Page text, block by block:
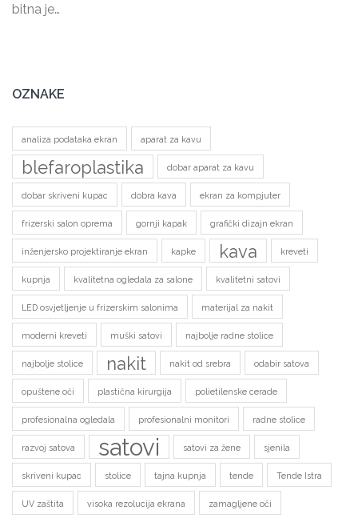
bitna je…
OZNAKE
analiza podataka ekran aparat za kavu
blefaroplastika dobar aparat za kavu
dobar skriveni kupac dobra kava ekran za kompjuter
frizerski salon oprema gornji kapak grafički dizajn ekran
inženjersko projektiranje ekran kapke kava kreveti
kupnja kvalitetna ogledala za salone kvalitetni satovi
LED osvjetljenje u frizerskim salonima materijal za nakit
moderni kreveti muški satovi najbolje radne stolice
najbolje stolice nakit nakit od srebra odabir satova
opuštene oči plastična kirurgija polietilenske cerade
profesionalna ogledala profesionalni monitori radne stolice
razvoj satova satovi satovi za žene sjenila
skriveni kupac stolice tajna kupnja tende Tende Istra
UV zaštita visoka rezolucija ekrana zamagljene oči